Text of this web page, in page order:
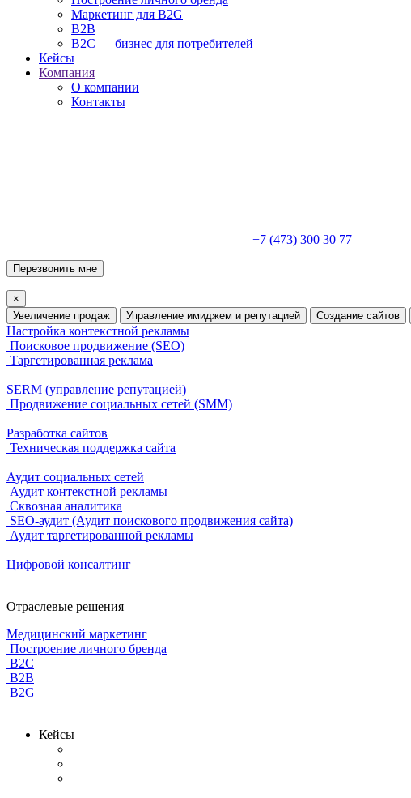
Маркетинг для B2G
B2B
B2C — бизнес для потребителей
Кейсы
Компания
О компании
Контакты
+7 (473) 300 30 77
Перезвонить мне
×
Увеличение продаж
Управление имиджем и репутацией Создание сайтов
Настройка контекстной рекламы
Поисковое продвижение (SEO)
Таргетированная реклама
SERM (управление репутацией)
Продвижение социальных сетей (SMM)
Разработка сайтов
Техническая поддержка сайта
Аудит социальных сетей
Аудит контекстной рекламы
Сквозная аналитика
SEO-аудит (Аудит поискового продвижения сайта)
Аудит таргетированной рекламы
Цифровой консалтинг
Отраслевые решения
Медицинский маркетинг
Построение личного бренда
B2C
B2B
B2G
Кейсы